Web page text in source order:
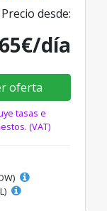
Precio desde:
65€/día
oferta
tasas e
(VAT)